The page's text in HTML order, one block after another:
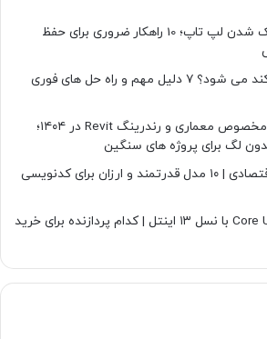
آموزش جلوگیری از هک شدن لپ تاپ؛ 10 راهکار ضروری برای حفظ
چرا لپتاپ شما ناگهان کند می شود؟ ۷ دلیل مهم و راه حل های فوری
راهنمای خرید لپ تاپ مخصوص معماری و رندرینگ Revit در ۱۴۰۴؛
لگ برای پروژه های سنگین
لپتاپ برنامه نویسی اقتصادی | ۱۰ مدل قدرتمند و ارزان برای کدنویسی
تفاوت لپتاپ های Core Ultra با نسل ۱۳ اینتل | کدام پردازنده برای خرید